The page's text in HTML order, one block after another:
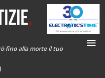
fino alla morte il tuo